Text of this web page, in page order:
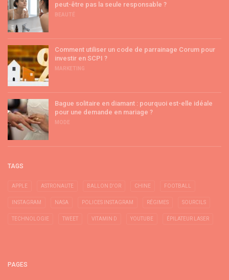
peut-être pas la seule responsable ?
BEAUTÉ
Comment utiliser un code de parrainage Corum pour
investir en SCPI ?
MARKETING
Bague solitaire en diamant : pourquoi est-elle idéale
pour une demande en mariage ?
MODE
TAGS
APPLE ASTRONAUTE BALLON D'OR CHINE FOOTBALL
INSTAGRAM NASA POLICES INSTAGRAM RÉGIMES SOURCILS
TECHNOLOGIE TWEET VITAMIN D YOUTUBE ÉPILATEUR LASER
PAGES